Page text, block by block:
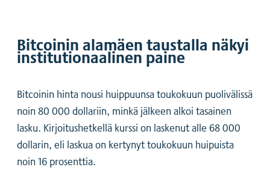
Bitcoinin alamäen taustalla näkyi
institutionaalinen paine
Bitcoinin hinta nousi huippuunsa toukokuun puolivälissä
noin 80 000 dollariin, minkä jälkeen alkoi tasainen
lasku. Kirjoitushetkellä kurssi on laskenut alle 68 000
dollarin, eli laskua on kertynyt toukokuun huipuista
noin 16 prosenttia.